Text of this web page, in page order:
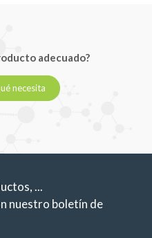
adecuado?
necesita
...
nuestro boletín de